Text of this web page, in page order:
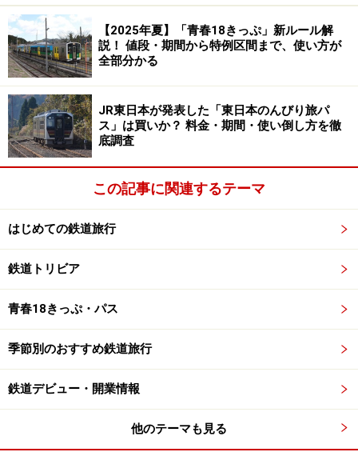
できるし、列車の最後尾となるときは、流れ去る緑豊か
な車窓をいつまでも満喫できる。
ＳＬの模型が陳列されている車内のショーケース
展望席と座席との境、車内中央部の間仕切りは落着いた
木製の家具の雰囲気が濃厚で、風格あるお屋敷の応接間
地元の名産・球磨焼酎のびんが並んだショーケース・ギ
ャラリーなど車内にしては珍しいインテリアだが、水戸
岡氏がデザインした和歌山電鉄「おもちゃ電車」を彷彿
とさせる。
【2025年夏】「青春18きっぷ」新ルール解
説！ 値段・期間から特例区間まで、使い方が
全部分かる
JR東日本が発表した「東日本のんびり旅パ
ス」は買いか？ 料金・期間・使い倒し方を徹
底調査
この記事に関連するテーマ
はじめての鉄道旅行
鉄道トリビア
青春18きっぷ・パス
季節別のおすすめ鉄道旅行
鉄道デビュー・開業情報
他のテーマも見る